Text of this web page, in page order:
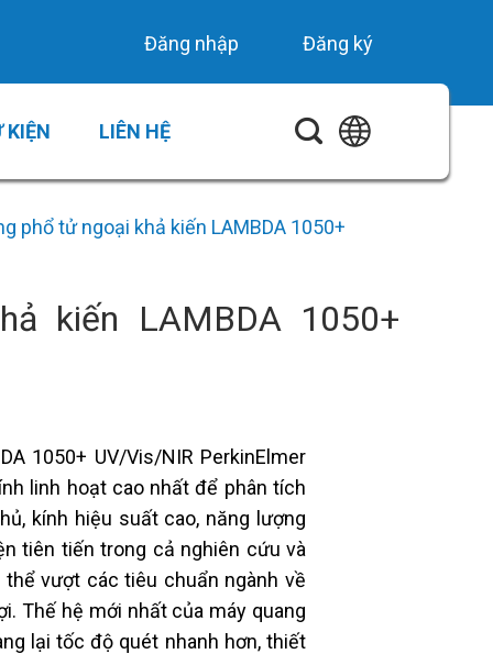
Đăng nhập Đăng ký
KIỆN LIÊN HỆ
phổ tử ngoại khả kiến LAMBDA 1050+
kiến LAMBDA 1050+
1050+ UV/Vis/NIR PerkinElmer
linh hoạt cao nhất để phân tích
kính hiệu suất cao, năng lượng
tiên tiến trong cả nghiên cứu và
vượt các tiêu chuẩn ngành về
Thế hệ mới nhất của máy quang
lại tốc độ quét nhanh hơn, thiết